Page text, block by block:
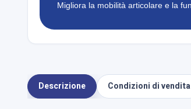
Migliora la mobilità articolare e la
Descrizione Condizioni di vendita